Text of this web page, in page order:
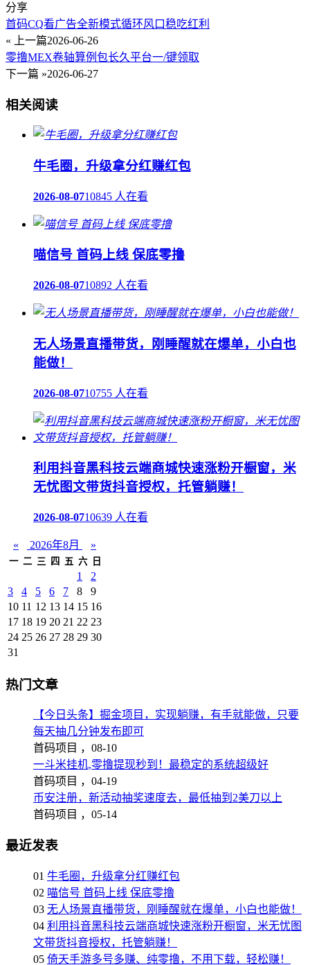
分享
首码CQ看广告全新模式循环风口稳吃红利
« 上一篇2026-06-26
零撸MEX卷轴算例包长久平台一/键领取
下一篇 »2026-06-27
相关阅读
牛毛圈，升级拿分红赚红包
2026-08-0710845 人在看
喵信号 首码上线 保底零撸
2026-08-0710892 人在看
无人场景直播带货，刚睡醒就在爆单，小白也
能做！
2026-08-0710755 人在看
利用抖音黑科技云端商城快速涨粉开橱窗，米
无忧图文带货抖音授权，托管躺赚！
2026-08-0710639 人在看
« 2026年8月 »
一 二 三 四 五 六 日
1
2
3
4 5 6 7 8
9
10 11 12 13 14 15 16
17 18 19 20 21 22 23
24 25 26 27 28 29 30
31
热门文章
【今日头条】掘金项目，实现躺赚，有手就能做，只要
每天抽几分钟发布即可
首码项目 ， 08-10
一斗米挂机,零撸提现秒到！最稳定的系统超级好
首码项目 ， 04-19
币安注册，新活动抽奖速度去，最低抽到2美刀以上
首码项目 ， 05-14
最近发表
01 牛毛圈，升级拿分红赚红包
02 喵信号 首码上线 保底零撸
03 无人场景直播带货，刚睡醒就在爆单，小白也能做！
04 利用抖音黑科技云端商城快速涨粉开橱窗，米无忧图
文带货抖音授权，托管躺赚！
05 倚天手游多号多赚、纯零撸，不用下载，轻松赚！